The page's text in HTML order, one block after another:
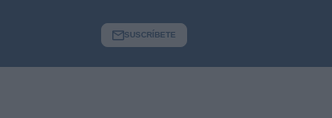
SUSCRÍBETE